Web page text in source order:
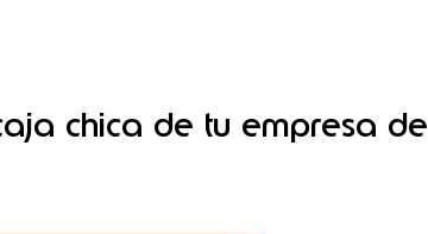
chica de tu empresa de